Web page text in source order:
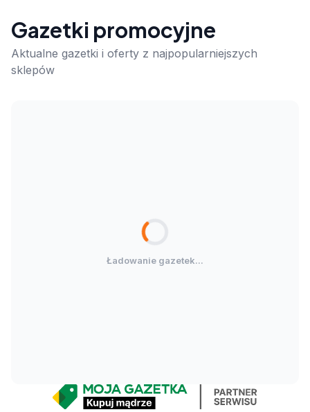
Gazetki promocyjne
Aktualne gazetki i oferty z najpopularniejszych
sklepów
Ładowanie gazetek...